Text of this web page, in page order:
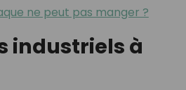
ne peut pas manger ?
industriels à